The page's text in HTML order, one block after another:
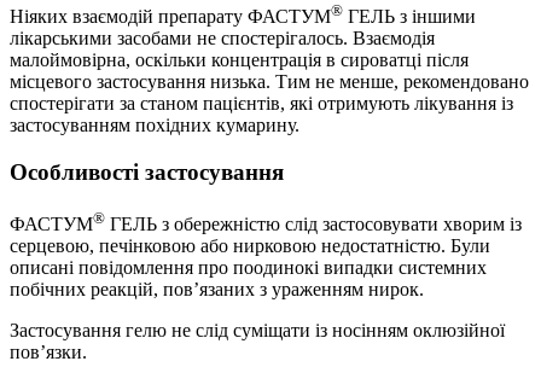
Ніяких взаємодій препарату ФАСТУМ® ГЕЛЬ з іншими
лікарськими засобами не спостерігалось. Взаємодія
малоймовірна, оскільки концентрація в сироватці після
місцевого застосування низька. Тим не менше, рекомендовано
спостерігати за станом пацієнтів, які отримують лікування із
застосуванням похідних кумарину.
Особливості застосування
ФАСТУМ® ГЕЛЬ з обережністю слід застосовувати хворим із
серцевою, печінковою або нирковою недостатністю. Були
описані повідомлення про поодинокі випадки системних
побічних реакцій, пов’язаних з ураженням нирок.
Застосування гелю не слід суміщати із носінням оклюзійної
пов’язки.